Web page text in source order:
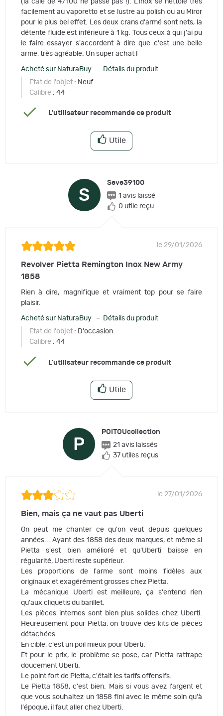
(la cale de 4/100 ne passe pas !). L'inox se nettoie très
facilement au vaporetto et se lustre au polish ou au Miror
pour le plus bel effet. Les deux crans d'armé sont nets, la
détente fluide est inférieure à 1 kg. Tous ceux à qui j'ai pu
le faire essayer s'accordent à dire que c'est une belle
arme, très agréable. Un super achat !
Acheté sur NaturaBuy – Détails du produit
Etat de l'objet : Neuf
Calibre : 44
L'utilisateur recommande ce produit
Utile
S
Seve39100
1 avis laissé
0 utile reçu
le 29/01/2026
Revolver Pietta Remington Inox New Army
1858
Rien à dire, magnifique et vraiment top pour se faire
plaisir.
Acheté sur NaturaBuy – Détails du produit
Etat de l'objet : D'occasion
Calibre : 44
L'utilisateur recommande ce produit
Utile
P
POITOUcollection
21 avis laissés
37 utiles reçus
le 27/01/2026
Bien, mais ça ne vaut pas Uberti
On peut me chanter ce qu'on veut depuis quelques
années... Ayant des 1858 des deux marques, et même si
Pietta s'est bien amélioré et qu'Uberti baisse en
régularité, Uberti reste supérieur.
Les proportions de l'arme sont moins fidèles aux
originaux et exagérément grosses chez Pietta.
La mécanique Uberti est meilleure, ça s'entend rien
qu'aux cliquetis du barillet.
Les pièces internes sont bien plus solides chez Uberti.
Heureusement pour Pietta, on trouve des kits de pièces
détachées.
En cible, c'est un poil mieux pour Uberti.
Et pour le prix, le problème se pose, car Pietta rattrape
doucement Uberti.
Le point fort de Pietta, c'était les tarifs offensifs.
Le Pietta 1858, c'est bien. Mais si vous avez l'argent et
que vous souhaitez un 1858 fini avec le même soin qu'à
l'époque, il faut aller chez Uberti.